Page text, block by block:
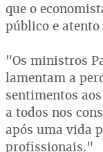
que o
público e atento
"Os ministros
lamentam a
sentimentos
a todos nos
após uma vida
profissionais."